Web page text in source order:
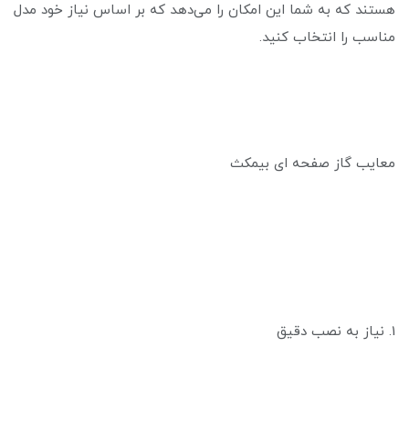
هستند که به شما این امکان را می‌دهد که بر اساس نیاز خود مدل
مناسب را انتخاب کنید.
معایب گاز صفحه ای بیمکث
1. نیاز به نصب دقیق